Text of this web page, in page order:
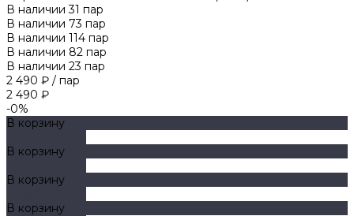
В наличии 31 пар
В наличии 73 пар
В наличии 114 пар
В наличии 82 пар
В наличии 23 пар
2 490 ₽ / пар
2 490 ₽
-0%
В корзину
В корзину
В корзину
В корзину